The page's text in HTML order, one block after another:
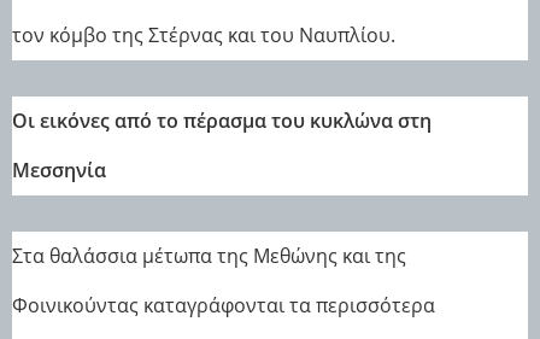
τον κόμβο της Στέρνας και του Ναυπλίου.
Οι εικόνες από το πέρασμα του κυκλώνα στη
Μεσσηνία
Στα θαλάσσια μέτωπα της Μεθώνης και της
Φοινικούντας καταγράφονται τα περισσότερα